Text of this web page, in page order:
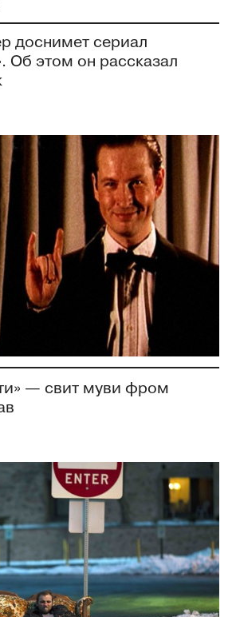
доснимет сериал
Об этом он рассказал
— свит муви фром